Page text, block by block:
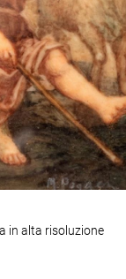
in alta risoluzione